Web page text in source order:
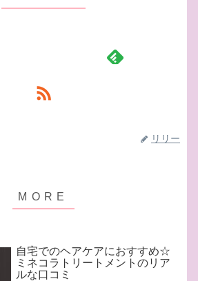
リリー
自宅でのヘアケアにおすすめ☆
ミネコラトリートメントのリア
ルな口コミ